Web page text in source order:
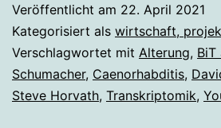
Veröffentlicht am 22. April 2021
Kategorisiert als wirtschaft,
Verschlagwortet mit Alterung, BiT
Schumacher, Caenorhabditis,
Steve Horvath, Transkriptomik,